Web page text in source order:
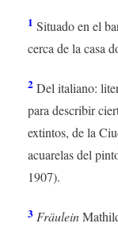
1 Situado en el
cerca de la casa
2Del italiano:
para describir
extintos, de la
acuarelas del
1907).
3 Fräulein